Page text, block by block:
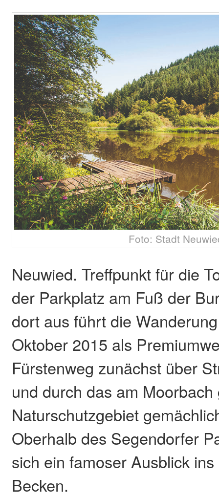
Foto: Stadt
Neuwied. Treffpunkt für die
der Parkplatz am Fuß der
dort aus führt die
Oktober 2015 als
Fürstenweg zunächst über
und durch das am
Naturschutzgebiet
Oberhalb des Segendorfer
sich ein famoser Ausblick
Becken.